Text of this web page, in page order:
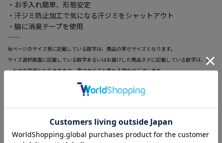
・お手入れ簡単、形態安定
・汗ジミ防止加工で気になる汗ジミをシャットアウト
・脇に消臭テープを使用
―――――――――――――――――――――――
当ページのサイズ表に記載している数字は、商品の実寸サイズとなります。
サイズ選択画面に記載している数字あるいはお届けした商品タグに記載している数字は、ヌ
ード寸の目安となりますので、実寸サイズと異なる場合がございます。